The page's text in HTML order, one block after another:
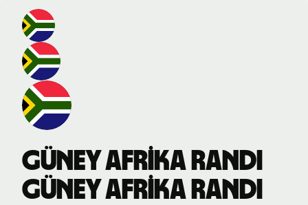
Güney Afrika randı
Güney Afrika randı